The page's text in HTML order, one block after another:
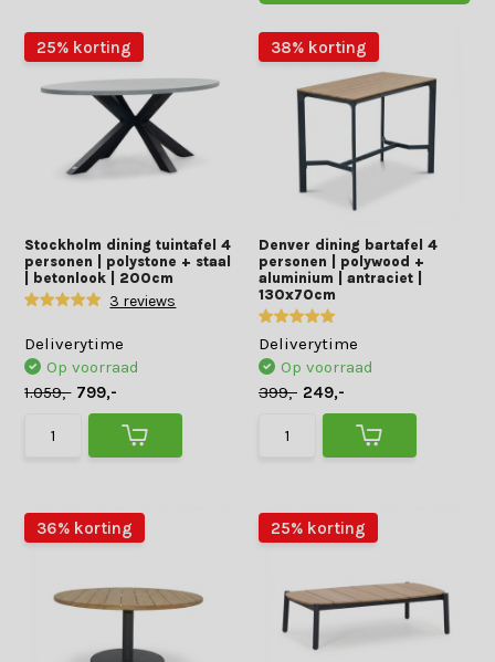
25% korting
Stockholm dining tuintafel 4
personen | polystone + staal
| betonlook | 200cm
3 reviews
Deliverytime
Op voorraad
1.059,- 799,-
38% korting
Denver dining bartafel 4
personen | polywood +
aluminium | antraciet |
130x70cm
Deliverytime
Op voorraad
399,- 249,-
36% korting 25% korting